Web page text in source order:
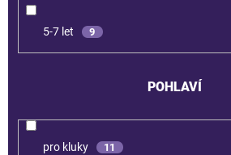
5-7 let 9
POHLAVÍ
pro kluky 11